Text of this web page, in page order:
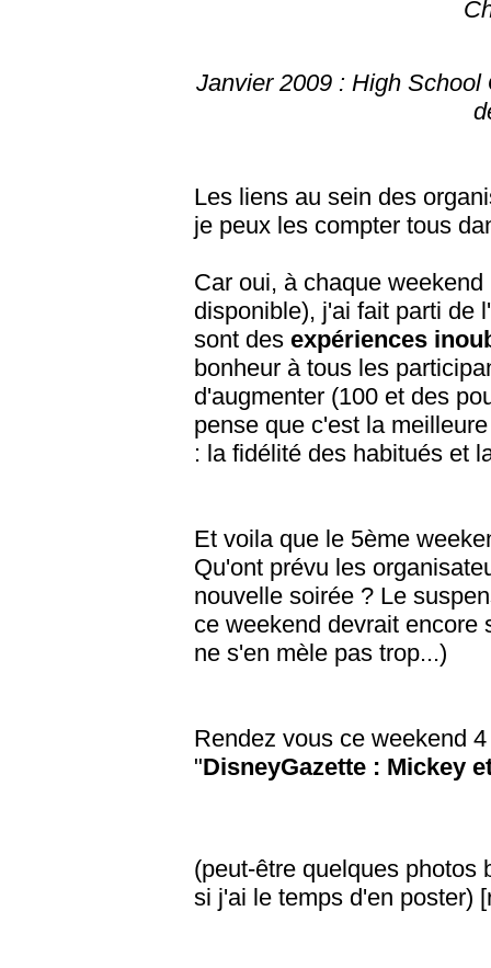
Janvier 2009 : High
Les liens au sein des
je peux les compter tous
Car oui, à chaque
disponible), j'ai fait parti de
sont des expériences
bonheur à tous les
d'augmenter (100 et des
pense que c'est la
: la fidélité des habitués et
Et voila que le 5ème
Qu'ont prévu les
nouvelle soirée ? Le
ce weekend devrait encore
ne s'en mèle pas trop...)
Rendez vous ce weekend
"DisneyGazette : Mickey
(peut-être quelques photos
si j'ai le temps d'en poster)